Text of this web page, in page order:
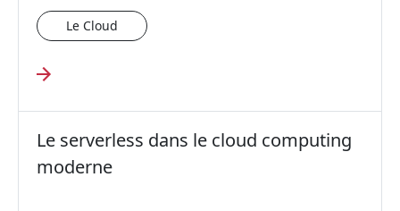
Le Cloud
Le serverless dans le cloud computing
moderne